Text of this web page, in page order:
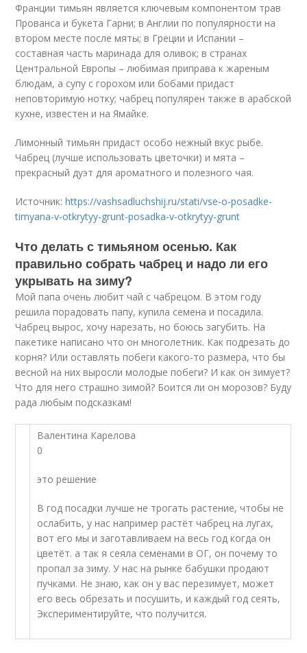
Франции тимьян является ключевым компонентом трав
Прованса и букета Гарни; в Англии по популярности на
втором месте после мяты; в Греции и Испании –
составная часть маринада для оливок; в странах
Центральной Европы – любимая приправа к жареным
блюдам, а супу с горохом или бобами придаст
неповторимую нотку; чабрец популярен также в арабской
кухне, известен и на Ямайке.
Лимонный тимьян придаст особо нежный вкус рыбе.
Чабрец (лучше использовать цветочки) и мята –
прекрасный дуэт для ароматного и полезного чая.
Источник:https://vashsadluchshij.ru/stati/vse-o-posadke-
timyana-v-otkrytyy-grunt-posadka-v-otkrytyy-grunt
Что делать с тимьяном осенью. Как
правильно собрать чабрец и надо ли его
укрывать на зиму?
Мой папа очень любит чай с чабрецом. В этом году
решила порадовать папу, купила семена и посадила.
Чабрец вырос, хочу нарезать, но боюсь загубить. На
пакетике написано что он многолетник. Как подрезать до
корня? Или оставлять побеги какого-то размера, что бы
весной на них выросли молодые побеги? И как он зимует?
Что для него страшно зимой? Боится ли он морозов? Буду
рада любым подсказкам!
Валентина Карелова
0
это решение
В год посадки лучше не трогать растение, чтобы не
ослабить, у нас например растёт чабрец на лугах,
вот его мы и заготавливаем на весь год когда он
цветёт. а так я сеяла семенами в ОГ, он почему то
пропал за зиму. У нас на рынке бабушки продают
пучками. Не знаю, как он у вас перезимует, может
его весь обрезать и посушить, и каждый год сеять,
Экспериментируйте, что получится.